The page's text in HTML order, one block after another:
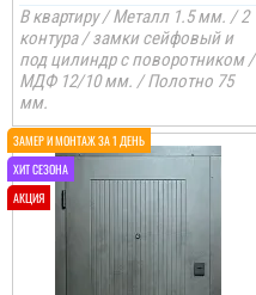
В квартиру / Металл 1.5 мм. / 2
контура / замки сейфовый и
под цилиндр с поворотником /
МДФ 12/10 мм. / Полотно 75
мм.